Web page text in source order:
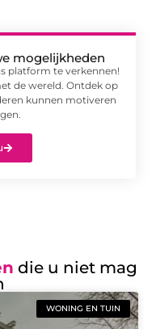
mogelijkheden
platform te verkennen!
de wereld. Ontdek op
kunnen motiveren
die u niet mag
WONING EN TUIN